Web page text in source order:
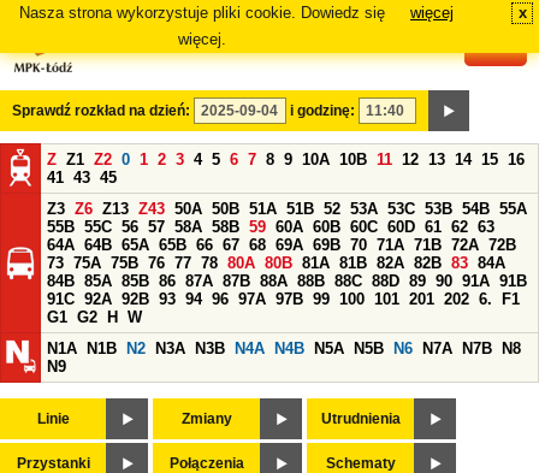
Nasza strona wykorzystuje pliki cookie. Dowiedz się
więcej.
więcej x
Sprawdź rozkład na dzień: i godzinę:
Z Z1 Z2 0 1 2 3 4 5 6 7 8 9 10A 10B 11 12 13 14 15 16
41 43 45
Z3 Z6 Z13 Z43 50A 50B 51A 51B 52 53A 53C 53B 54B 55A
55B 55C 56 57 58A 58B 59 60A 60B 60C 60D 61 62 63
64A 64B 65A 65B 66 67 68 69A 69B 70 71A 71B 72A 72B
73 75A 75B 76 77 78 80A 80B 81A 81B 82A 82B 83 84A
84B 85A 85B 86 87A 87B 88A 88B 88C 88D 89 90 91A 91B
91C 92A 92B 93 94 96 97A 97B 99 100 101 201 202 6.
F1
G1 G2 H
W
N1A
N1B N2 N3A N3B N4A N4B N5A N5B N6 N7A N7B
N8
N9
Linie Zmiany Utrudnienia
Przystanki Połączenia Schematy